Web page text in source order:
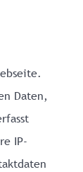
Daten,
IP-